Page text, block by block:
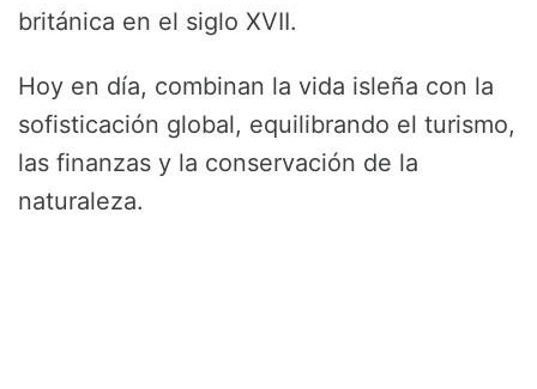
británica en el siglo XVII.
Hoy en día, combinan la vida isleña con la
sofisticación global, equilibrando el turismo,
las finanzas y la conservación de la
naturaleza.